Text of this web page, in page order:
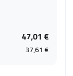
47,01 €
37,61 €